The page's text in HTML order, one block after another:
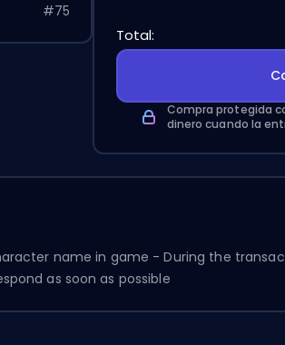
#75
Total:
Compra protegida
dinero cuando la
name in game - During the
as soon as possible